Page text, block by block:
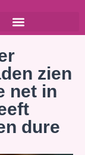
zien
net in
dure